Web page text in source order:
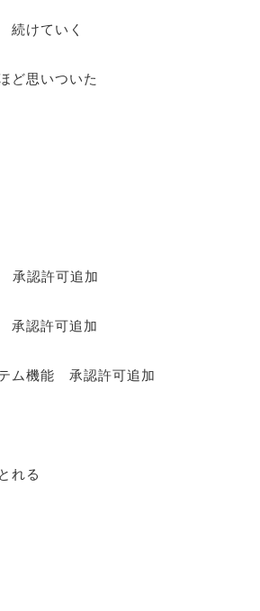
続けていく
ど思いついた
認許可追加
承認許可追加
ム機能 承認許可追加
れる